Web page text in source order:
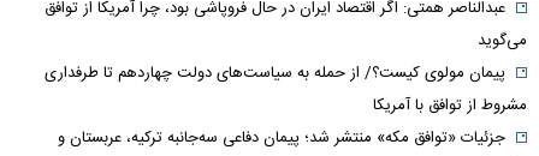
عبدالناصر همتی: اگر اقتصاد ایران در حال فروپاشی بود، چرا آمریکا از توافق
می‌گوید
پیمان مولوی کیست؟/ از حمله به سیاست‌های دولت چهاردهم تا طرفداری
مشروط از توافق با آمریکا
جزئیات «توافق مکه» منتشر شد؛ پیمان دفاعی سه‌جانبه ترکیه، عربستان و